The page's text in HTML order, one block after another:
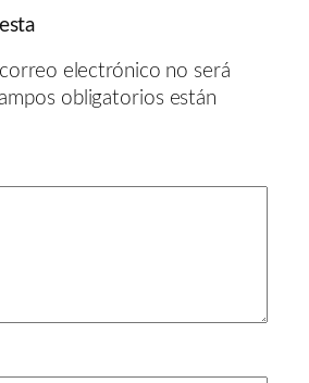
correo electrónico no será
obligatorios están